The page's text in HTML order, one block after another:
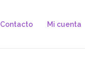
Contacto Mi cuenta